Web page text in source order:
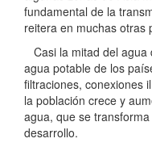
fundamental de la
reitera en muchas otras
Casi la mitad del agua
agua potable de los
filtraciones, conexiones
la población crece y
agua, que se
desarrollo.